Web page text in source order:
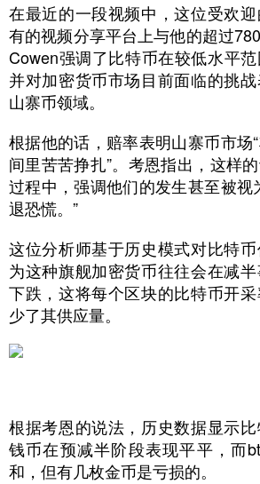
在最近的一段视频中，这位受欢
有的视频分享平台上与他的超过
Cowen强调了比特币在较低水平
并对加密货币市场目前面临的挑
山寨币领域。
根据他的话，赔率表明山寨币市场
间里苦苦挣扎”。考恩指出，这样
过程中，强调他们的发生甚至被视
退恐慌。”
这位分析师基于历史模式对比特
为这种旗舰加密货币往往会在减
下跌，这将每个区块的比特币开
少了其供应量。
根据考恩的说法，历史数据显示
钱币在预减半阶段表现平平，而
和，但有几枚金币是亏损的。